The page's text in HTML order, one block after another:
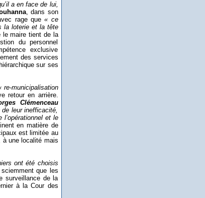
a en face de lui,
, dans son
rage que« ce
la loterie et la tête
le maire tient de la
du personnel
exclusive
des services
sur ses
re-municipalisation
retour en arrière.
Clémenceau
leur inefficacité,
et le
en matière de
est limitée au
à une localité mais
ont été choisis
que les
surveillance de la
à la Cour des